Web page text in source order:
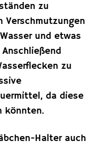
zu
Verschmutzungen
und etwas
zu
da diese
könnten.
Halter auch